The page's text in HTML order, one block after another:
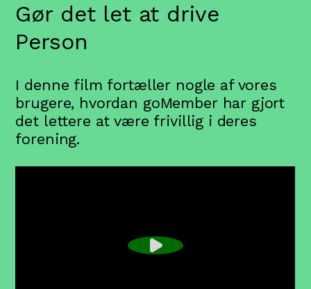
Gør det let at drive
Personaleforeningen
I denne film fortæller nogle af vores
brugere, hvordan goMember har gjort
det lettere at være frivillig i deres
forening.